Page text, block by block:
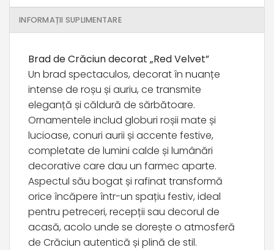
INFORMAȚII SUPLIMENTARE
Brad de Crăciun decorat „Red Velvet”
Un brad spectaculos, decorat în nuanțe
intense de roșu și auriu, ce transmite
eleganță și căldură de sărbătoare.
Ornamentele includ globuri roșii mate și
lucioase, conuri aurii și accente festive,
completate de lumini calde și lumânări
decorative care dau un farmec aparte.
Aspectul său bogat și rafinat transformă
orice încăpere într-un spațiu festiv, ideal
pentru petreceri, recepții sau decorul de
acasă, acolo unde se dorește o atmosferă
de Crăciun autentică și plină de stil.